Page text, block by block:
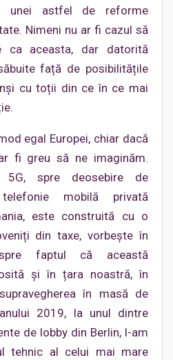
unei astfel de reforme
Nimeni nu ar fi cazul să
ca aceasta, dar datorită
față de posibilitățile
cu toții din ce în ce mai
egal Europei, chiar dacă
fi greu să ne imaginăm.
5G, spre deosebire de
mobilă privată
este construită cu o
din taxe, vorbește în
faptul că această
și în țara noastră, în
în masă de
2019, la unul dintre
de lobby din Berlin, l-am
tehnic al celui mai mare